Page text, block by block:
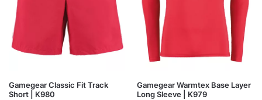
Gamegear Classic Fit Track
Short | K980
Gamegear Warmtex Base Layer
Long Sleeve | K979